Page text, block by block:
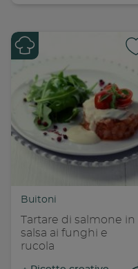
Buitoni
Tartare di salmone in
salsa ai funghi e
rucola